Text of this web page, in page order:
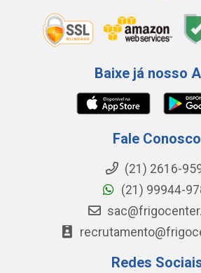
Baixe já nosso
Fale Conosco
(21) 2616-
(21) 99944-
Redes